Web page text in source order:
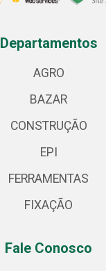
Departamentos
AGRO
BAZAR
CONSTRUÇÃO
EPI
FERRAMENTAS
FIXAÇÃO
Fale Conosco